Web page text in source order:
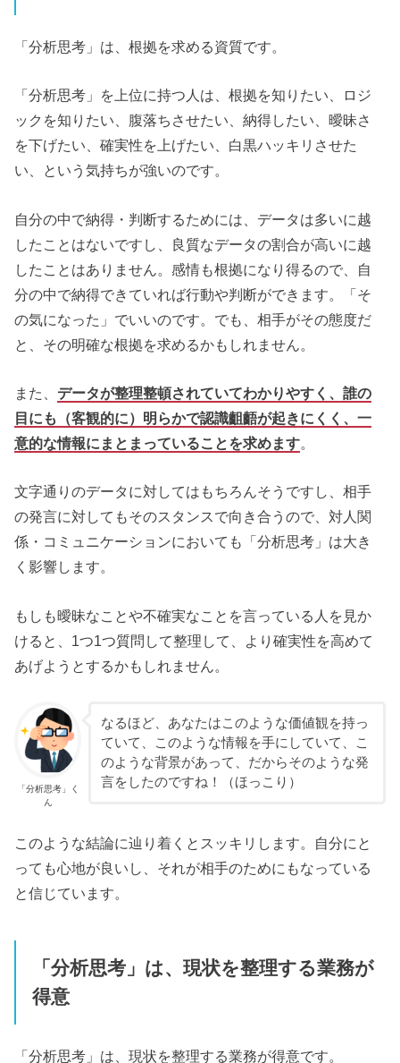
「分析思考」は、根拠を求める資質です。
「分析思考」を上位に持つ人は、根拠を知りたい、ロジ
ックを知りたい、腹落ちさせたい、納得したい、曖昧さ
を下げたい、確実性を上げたい、白黒ハッキリさせた
い、という気持ちが強いのです。
自分の中で納得・判断するためには、データは多いに越
したことはないですし、良質なデータの割合が高いに越
したことはありません。感情も根拠になり得るので、自
分の中で納得できていれば行動や判断ができます。「そ
の気になった」でいいのです。でも、相手がその態度だ
と、その明確な根拠を求めるかもしれません。
また、 データが整理整頓されていてわかりやすく、誰の
目にも（客観的に）明らかで認識齟齬が起きにくく、一
意的な情報にまとまっていることを求めます。
文字通りのデータに対してはもちろんそうですし、相手
の発言に対してもそのスタンスで向き合うので、対人関
係・コミュニケーションにおいても「分析思考」は大き
く影響します。
もしも曖昧なことや不確実なことを言っている人を見か
けると、1つ1つ質問して整理して、より確実性を高めて
あげようとするかもしれません。
「分析思考」く
ん
なるほど、あなたはこのような価値観を持っ
ていて、このような情報を手にしていて、こ
のような背景があって、だからそのような発
言をしたのですね！（ほっこり）
このような結論に辿り着くとスッキリします。自分にと
っても心地が良いし、それが相手のためにもなっている
と信じています。
「分析思考」は、現状を整理する業務が
得意
「分析思考」は、現状を整理する業務が得意です。